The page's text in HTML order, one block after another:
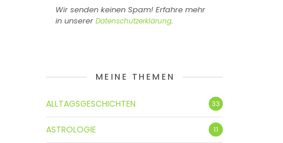
Wir senden keinen Spam! Erfahre mehr
in unserer Datenschutzerklärung.
MEINE THEMEN
ALLTAGSGESCHICHTEN 33
ASTROLOGIE 11